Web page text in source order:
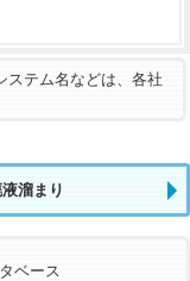
ステム名などは、各社
液溜まり
ベース